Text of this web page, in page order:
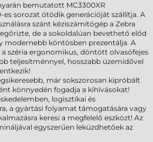
bemutatott MC3300XR
es sorozat ötödik generációját szállítja. A
szánt kéziszámítógép a Zebra
de a sokoldalúan bevethető előd
modernebb köntösben prezentálja. A
széria ergonomikus, döntött olvasófejes
teljesítménnyel, hosszabb üzemidővel
már sokszorosan kipróbált
könnyedén fogadja a kihívásokat!
logisztikai és
a gyártási folyamat támogatására vagy
keresi a megfelelő eszközt! Az
egyszerűen leküzdhetőek az